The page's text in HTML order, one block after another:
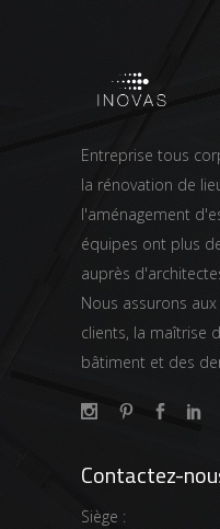
Entreprise tous
la rénovation de
l'aménagement
équipes ont plus
auprès
Nous assurons
clients, la maîtrise
bâtiment et des
Contactez-
Siège :